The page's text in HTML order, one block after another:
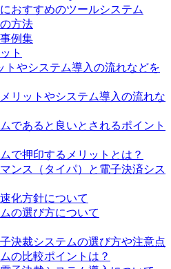
おすすめのツールシステム
方法
例集
ト
トやシステム導入の流れなどを
リットやシステム導入の流れな
であると良いとされるポイント
で押印するメリットとは？
ンス（タイパ）と電子決済シス
化方針について
の選び方について
決裁システムの選び方や注意点
の比較ポイントは？